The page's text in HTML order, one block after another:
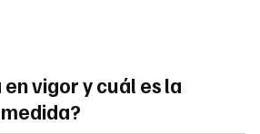
vigor y cuál es la